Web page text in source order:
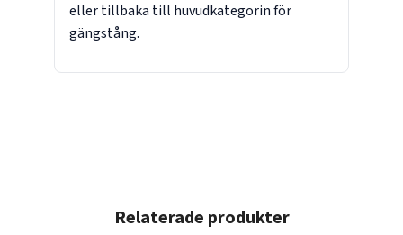
eller tillbaka till huvudkategorin för
gängstång.